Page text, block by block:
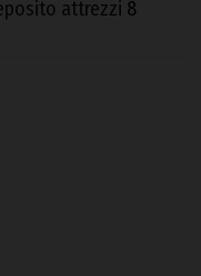
attrezzi 8